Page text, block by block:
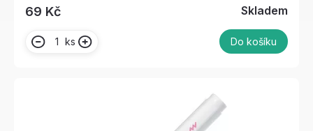
69 Kč
Skladem
ks Do košíku